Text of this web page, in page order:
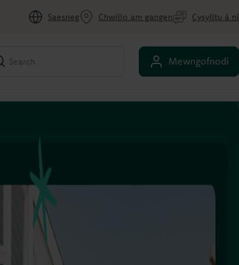
Saesneg Chwilio am gangen Cysylltu â ni
Mewngofnodi